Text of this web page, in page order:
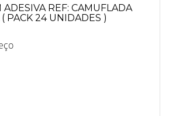
ADESIVA REF: CAMUFLADA
PACK 24 UNIDADES )